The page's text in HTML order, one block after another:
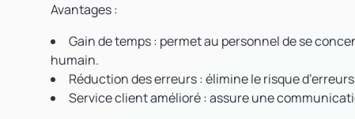
Avantages:
Gain de temps: permet au personnel de se
humain.
Réduction des erreurs: élimine le risque
Service client amélioré: assure une